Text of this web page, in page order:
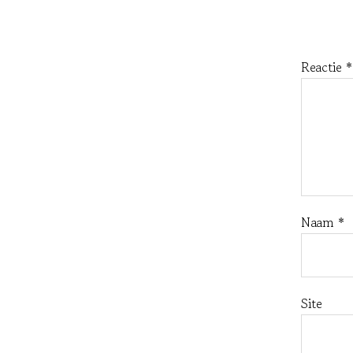
Reactie *
Naam *
Site